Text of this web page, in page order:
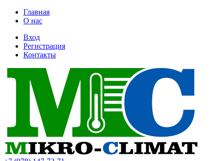
Главная
О нас
Вход
Регистрация
Контакты